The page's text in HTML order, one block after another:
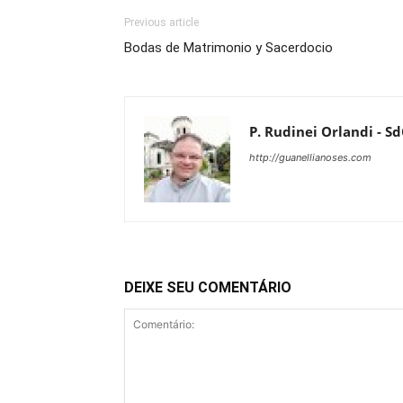
Previous article
Bodas de Matrimonio y Sacerdocio
P. Rudinei Orlandi -
http://guanellianoses.com
DEIXE SEU COMENTÁRIO